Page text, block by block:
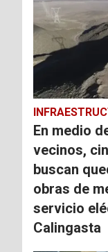
En medio
vecinos,
buscan
obras de
servicio
Calingasta